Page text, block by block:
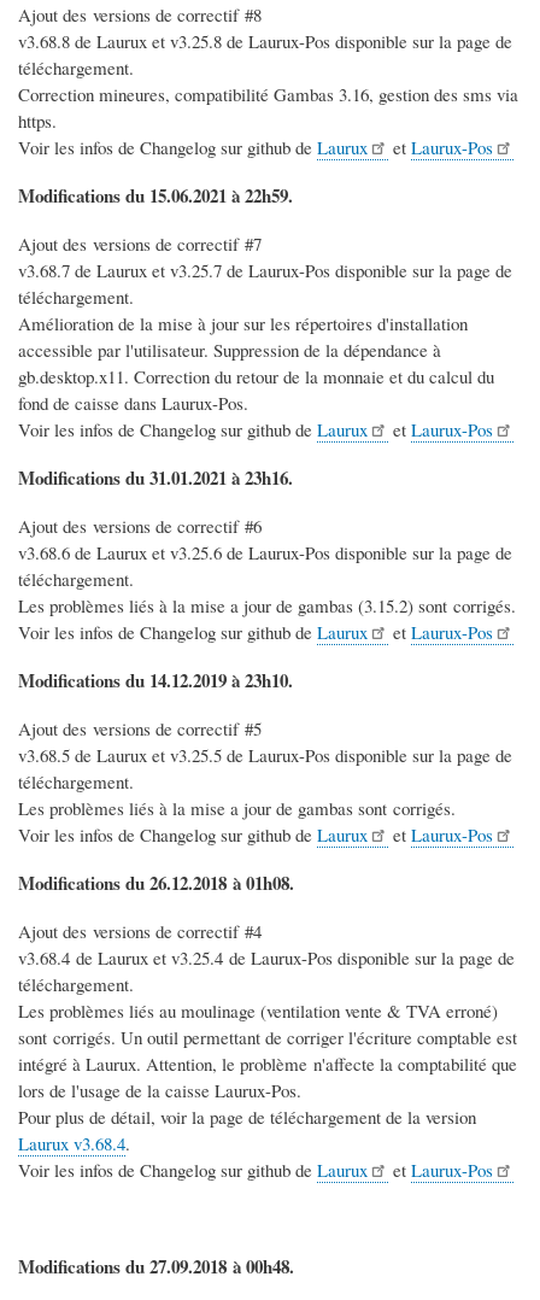
Ajout des versions de correctif #8
v3.68.8 de Laurux et v3.25.8 de Laurux-Pos disponible sur la page de
téléchargement.
Correction mineures, compatibilité Gambas 3.16, gestion des sms via
https.
Voir les infos de Changelog sur github de Laurux etLaurux-Pos
Modifications du 15.06.2021 à 22h59.
Ajout des versions de correctif #7
v3.68.7 de Laurux et v3.25.7 de Laurux-Pos disponible sur la page de
téléchargement.
Amélioration de la mise à jour sur les répertoires d'installation
accessible par l'utilisateur. Suppression de la dépendance à
gb.desktop.x11. Correction du retour de la monnaie et du calcul du
fond de caisse dans Laurux-Pos.
Voir les infos de Changelog sur github de Laurux etLaurux-Pos
Modifications du 31.01.2021 à 23h16.
Ajout des versions de correctif #6
v3.68.6 de Laurux et v3.25.6 de Laurux-Pos disponible sur la page de
téléchargement.
Les problèmes liés à la mise a jour de gambas (3.15.2) sont corrigés.
Voir les infos de Changelog sur github de Laurux etLaurux-Pos
Modifications du 14.12.2019 à 23h10.
Ajout des versions de correctif #5
v3.68.5 de Laurux et v3.25.5 de Laurux-Pos disponible sur la page de
téléchargement.
Les problèmes liés à la mise a jour de gambas sont corrigés.
Voir les infos de Changelog sur github de Laurux etLaurux-Pos
Modifications du 26.12.2018 à 01h08.
Ajout des versions de correctif #4
v3.68.4 de Laurux et v3.25.4 de Laurux-Pos disponible sur la page de
téléchargement.
Les problèmes liés au moulinage (ventilation vente & TVA erroné)
sont corrigés. Un outil permettant de corriger l'écriture comptable est
intégré à Laurux. Attention, le problème n'affecte la comptabilité que
lors de l'usage de la caisse Laurux-Pos.
Pour plus de détail, voir la page de téléchargement de la version
Laurux v3.68.4.
Voir les infos de Changelog sur github de Laurux etLaurux-Pos
Modifications du 27.09.2018 à 00h48.